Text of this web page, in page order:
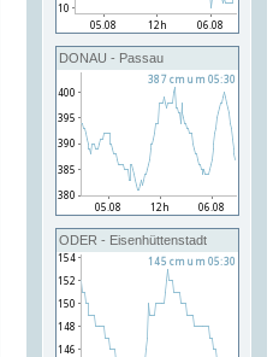
DONAU - Passau
ODER - Eisenhüttenstadt